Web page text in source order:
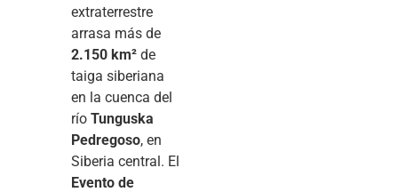
extraterrestre
arrasa más de
2.150 km² de
taiga siberiana
en la cuenca del
río Tunguska
Pedregoso, en
Siberia central. El
Evento de